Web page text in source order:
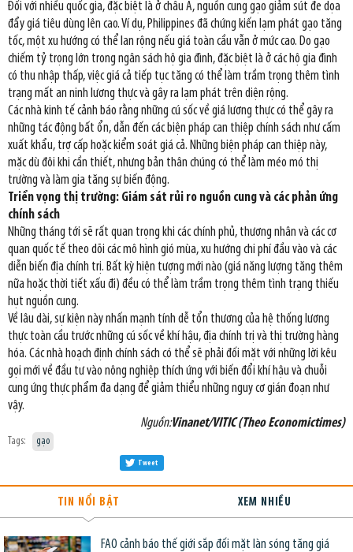
Đối với nhiều quốc gia, đặc biệt là ở châu Á, nguồn cung gạo giảm sút đe dọa
đẩy giá tiêu dùng lên cao. Ví dụ, Philippines đã chứng kiến lạm phát gạo tăng
tốc, một xu hướng có thể lan rộng nếu giá toàn cầu vẫn ở mức cao. Do gạo
chiếm tỷ trọng lớn trong ngân sách hộ gia đình, đặc biệt là ở các hộ gia đình
có thu nhập thấp, việc giá cả tiếp tục tăng có thể làm trầm trọng thêm tình
trạng mất an ninh lương thực và gây ra lạm phát trên diện rộng.
Các nhà kinh tế cảnh báo rằng những cú sốc về giá lương thực có thể gây ra
những tác động bất ổn, dẫn đến các biện pháp can thiệp chính sách như cấm
xuất khẩu, trợ cấp hoặc kiểm soát giá cả. Những biện pháp can thiệp này,
mặc dù đôi khi cần thiết, nhưng bản thân chúng có thể làm méo mó thị
trường và làm gia tăng sự biến động.
Triển vọng thị trường: Giám sát rủi ro nguồn cung và các phản ứng
chính sách
Những tháng tới sẽ rất quan trọng khi các chính phủ, thương nhân và các cơ
quan quốc tế theo dõi các mô hình gió mùa, xu hướng chi phí đầu vào và các
diễn biến địa chính trị. Bất kỳ hiện tượng mới nào (giá năng lượng tăng thêm
nữa hoặc thời tiết xấu đi) đều có thể làm trầm trọng thêm tình trạng thiếu
hụt nguồn cung.
Về lâu dài, sự kiện này nhấn mạnh tính dễ tổn thương của hệ thống lương
thực toàn cầu trước những cú sốc về khí hậu, địa chính trị và thị trường hàng
hóa. Các nhà hoạch định chính sách có thể sẽ phải đối mặt với những lời kêu
gọi mới về đầu tư vào nông nghiệp thích ứng với biến đổi khí hậu và chuỗi
cung ứng thực phẩm đa dạng để giảm thiểu những nguy cơ gián đoạn như
vậy.
Nguồn:Vinanet/VITIC (Theo Economictimes)
Tags: gạo
Tweet
TIN NỔI BẬT XEM NHIỀU
FAO cảnh báo thế giới sắp đối mặt làn sóng tăng giá